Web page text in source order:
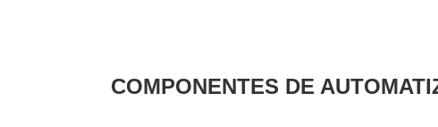
COMPONENTES DE